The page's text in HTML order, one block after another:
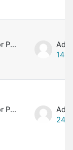
Administrador PROFMAT
14
Administrador PROFMAT
24